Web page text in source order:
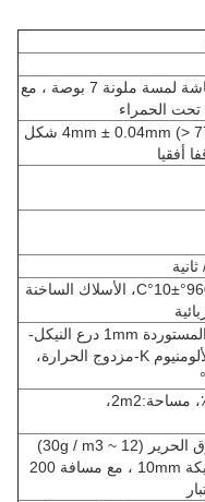
تحكم PLC ، تشغيل شاشة لمسة ملونة 7 بوصة ، مع
الحمراء
ف4mm ± 0.04mm (> 77 ٪ Ni/20 ± 1 ٪ Cr) شكل
أفقيا
درجة حرارة المعايرة:960°±10°C، الأسلاك الساخنة
المزدوج الحراري: RS المستوردة 1mm درع النيكل-
الكروم/النيكل/النيكل الألومنيوم K-مزدوج الحرارة،
ورق الفضة: نقاء 99.8٪، مساحة:2m2،
يتم تغطية طبقة من ورق الحرير (12 ~ 30g / m3)
على لوحة الصنوبر سميكة 10mm ، مع مسافة 200